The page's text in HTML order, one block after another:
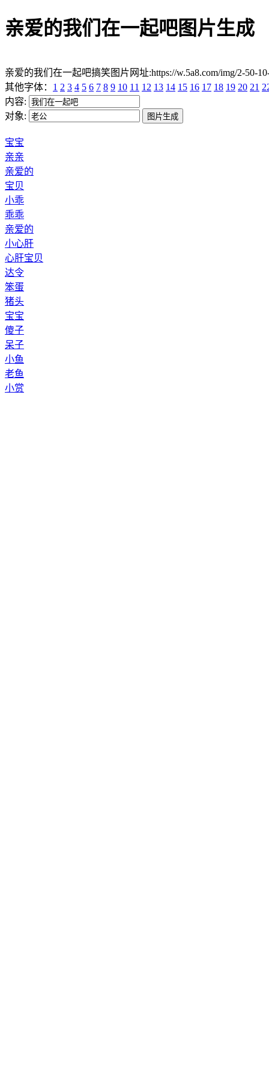
亲爱的我们在一起吧图片生成
亲爱的我们在一起吧搞笑图片网址:https://w.5a8.com/img/2-50-
其他字体： 1 2 3 4 5 6 7 8 9 10 11 12 13 14 15 16 17 18 19 20 21
内容:
对象:
宝宝
亲亲
亲爱的
宝贝
小乖
乖乖
亲爱的
小心肝
心肝宝贝
达令
笨蛋
猪头
宝宝
傻子
呆子
小鱼
老鱼
小赏